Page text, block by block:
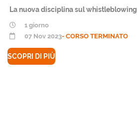
La nuova disciplina sul whistleblowing
1 giorno
07 Nov 2023- CORSO TERMINATO
SCOPRI DI PIÙ